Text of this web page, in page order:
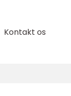
Kontakt os